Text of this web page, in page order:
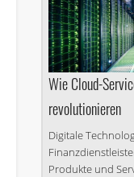
Wie Cloud-
revolutionieren
Digitale
Produkte und